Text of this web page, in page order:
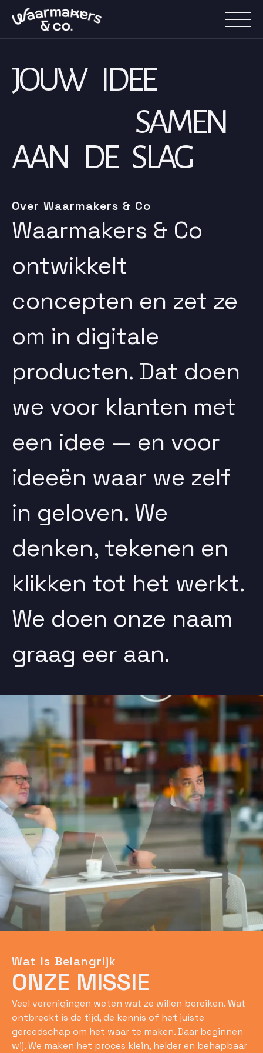
JOUW IDEE
SAMEN
AAN DE SLAG
Over Waarmakers & Co
Waarmakers & Co
ontwikkelt
concepten en zet ze
om in digitale
producten. Dat doen
we voor klanten met
een idee — en voor
ideeën waar we zelf
in geloven. We
denken, tekenen en
klikken tot het werkt.
We doen onze naam
graag eer aan.
Wat Is Belangrijk
ONZE MISSIE
Veel verenigingen weten wat ze willen bereiken. Wat
ontbreekt is de tijd, de kennis of het juiste
gereedschap om het waar te maken. Daar beginnen
wij. We maken het proces klein, helder en behapbaar